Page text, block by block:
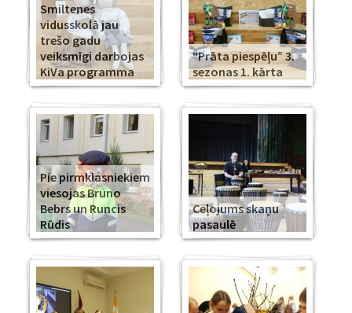
Smiltenes
vidusskolā jau
trešo gadu
veiksmīgi darbojas
KiVa programma
“Prāta piespēļu” 3.
sezonas 1. kārta
Pie pirmklasniekiem
viesojas Bruno
Bebrs un Runcis
Rūdis
Ceļojums skaņu
pasaulē